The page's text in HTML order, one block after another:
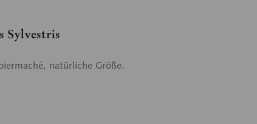
Sylvestris
natürliche Größe.